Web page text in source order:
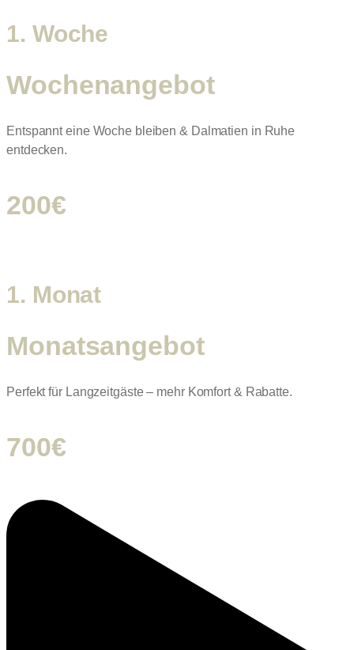
1. Woche
Wochenangebot
Entspannt eine Woche bleiben & Dalmatien in Ruhe
entdecken.
200€
1. Monat
Monatsangebot
Perfekt für Langzeitgäste – mehr Komfort & Rabatte.
700€